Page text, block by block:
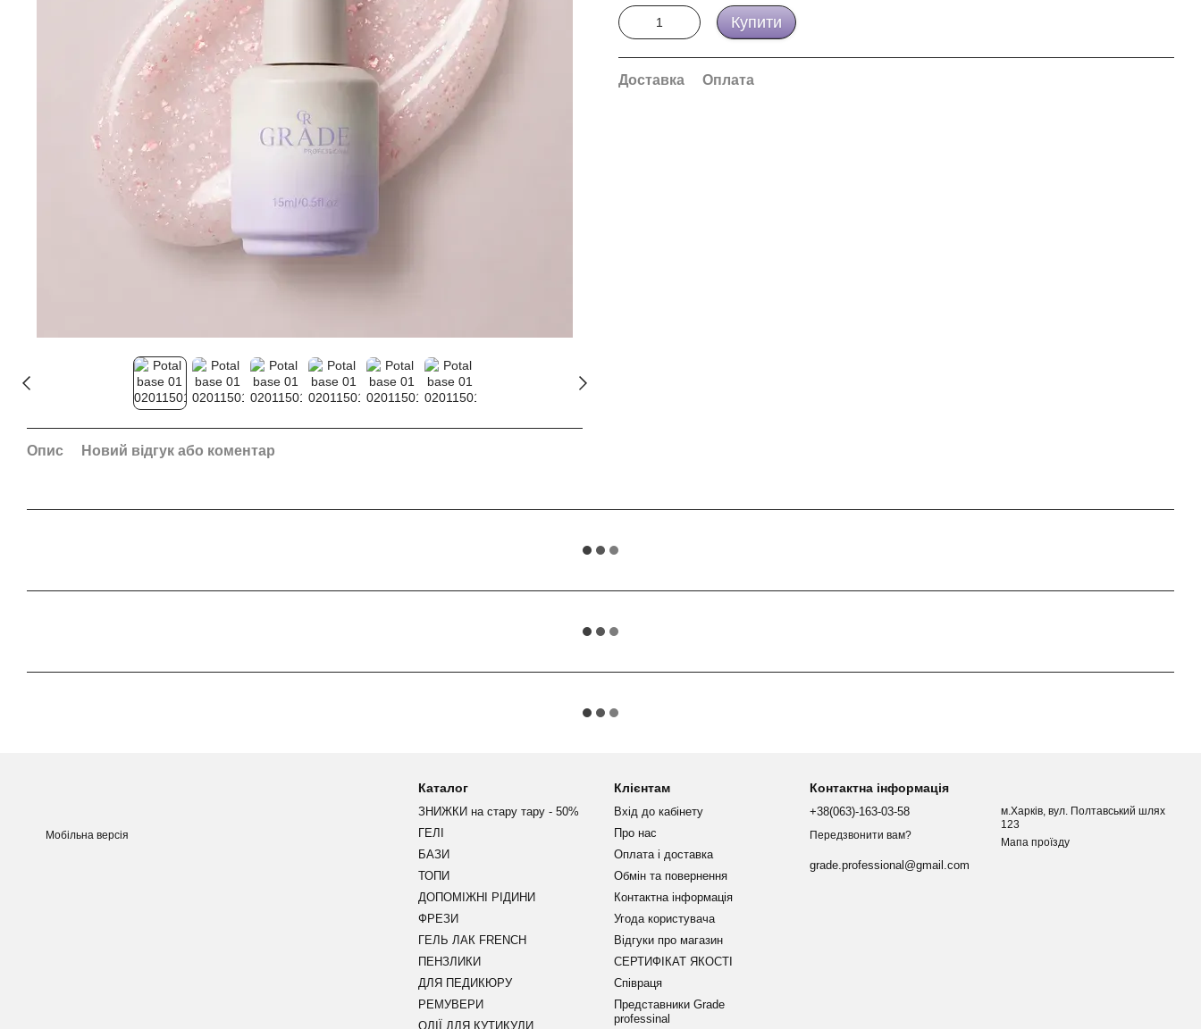
Опис Новий відгук або коментар
Купити
Доставка Оплата
Мобільна версія
Каталог
ЗНИЖКИ на стару тару - 50%
ГЕЛІ
БАЗИ
ТОПИ
ДОПОМІЖНІ РІДИНИ
ФРЕЗИ
ГЕЛЬ ЛАК FRENCH
ПЕНЗЛИКИ
ДЛЯ ПЕДИКЮРУ
РЕМУВЕРИ
ОЛІЇ ДЛЯ КУТИКУЛИ
Клієнтам
Вхід до кабінету
Про нас
Оплата і доставка
Обмін та повернення
Контактна інформація
Угода користувача
Відгуки про магазин
СЕРТИФІКАТ ЯКОСТІ
Співраця
Представники Grade
professinal
Контактна інформація
+38(063)-163-03-58
Передзвонити вам?
grade.professional@gmail.com
м.Харків, вул. Полтавський шлях
123
Мапа проїзду